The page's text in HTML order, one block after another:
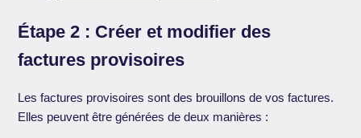
Étape 2 : Créer et modifier des
factures provisoires
Les factures provisoires sont des brouillons de vos factures.
Elles peuvent être générées de deux manières :